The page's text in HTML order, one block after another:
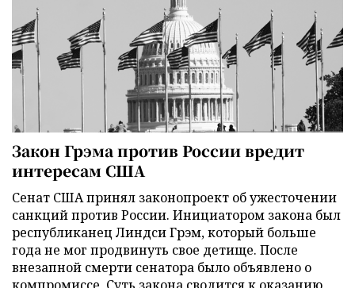
Закон Грэма против России вредит
интересам США
Сенат США принял законопроект об ужесточении
санкций против России. Инициатором закона был
республиканец Линдси Грэм, который больше
года не мог продвинуть свое детище. После
внезапной смерти сенатора было объявлено о